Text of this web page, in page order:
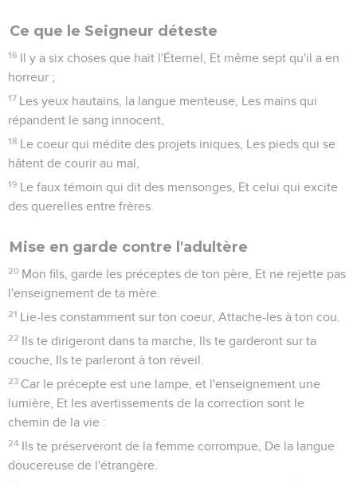
Ce que le Seigneur déteste
16 Il y a six choses que hait l'Éternel, Et même sept qu'il a en
horreur ;
17 Les yeux hautains, la langue menteuse, Les mains qui
répandent le sang innocent,
18 Le coeur qui médite des projets iniques, Les pieds qui se
hâtent de courir au mal,
19 Le faux témoin qui dit des mensonges, Et celui qui excite
des querelles entre frères.
Mise en garde contre l'adultère
20 Mon fils, garde les préceptes de ton père, Et ne rejette pas
l'enseignement de ta mère.
21 Lie-les constamment sur ton coeur, Attache-les à ton cou.
22 Ils te dirigeront dans ta marche, Ils te garderont sur ta
couche, Ils te parleront à ton réveil.
23 Car le précepte est une lampe, et l'enseignement une
lumière, Et les avertissements de la correction sont le
chemin de la vie :
24 Ils te préserveront de la femme corrompue, De la langue
doucereuse de l'étrangère.